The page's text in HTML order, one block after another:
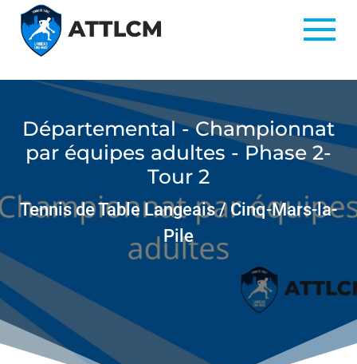
Départemental - Championnat
par équipes adultes - Phase 2-
Tour 2
Tennis de Table Langeais / Cinq-Mars-la-
Pile